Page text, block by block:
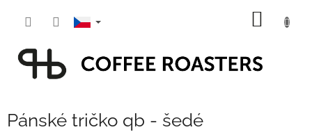
Pánské tričko qb - šedé